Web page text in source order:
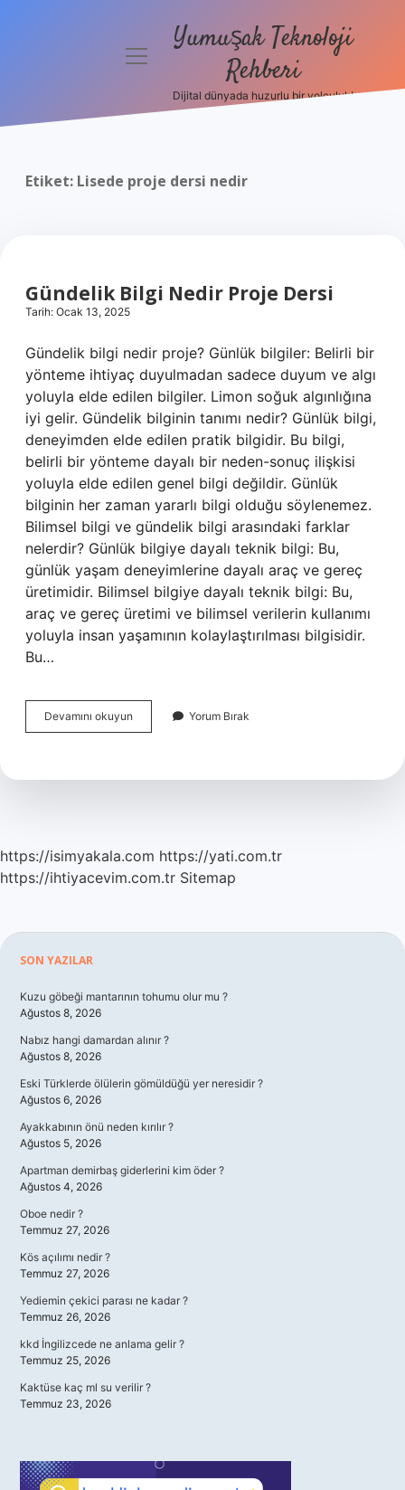
Politikası
menüyüYumuşak Teknoloji
Rehberi
Dijital dünyada huzurlu bir yolculuk!
Etiket: Lisede proje dersi nedir
Gündelik Bilgi Nedir Proje Dersi
Tarih: Ocak 13, 2025
Gündelik bilgi nedir proje? Günlük bilgiler: Belirli bir
yönteme ihtiyaç duyulmadan sadece duyum ve algı
yoluyla elde edilen bilgiler. Limon soğuk algınlığına
iyi gelir. Gündelik bilginin tanımı nedir? Günlük bilgi,
deneyimden elde edilen pratik bilgidir. Bu bilgi,
belirli bir yönteme dayalı bir neden-sonuç ilişkisi
yoluyla elde edilen genel bilgi değildir. Günlük
bilginin her zaman yararlı bilgi olduğu söylenemez.
Bilimsel bilgi ve gündelik bilgi arasındaki farklar
nelerdir? Günlük bilgiye dayalı teknik bilgi: Bu,
günlük yaşam deneyimlerine dayalı araç ve gereç
üretimidir. Bilimsel bilgiye dayalı teknik bilgi: Bu,
araç ve gereç üretimi ve bilimsel verilerin kullanımı
yoluyla insan yaşamının kolaylaştırılması bilgisidir.
Bu…
Devamını okuyun Gündelik
Bilgi
Dersi
Yorum Bırak
https://isimyakala.com https://yati.com.tr
https://ihtiyacevim.com.tr Sitemap
Sidebar
SON YAZILAR
Kuzu göbeği mantarının tohumu olur mu ?
Ağustos 8, 2026
Nabız hangi damardan alınır ?
Ağustos 8, 2026
Eski Türklerde ölülerin gömüldüğü yer neresidir ?
Ağustos 6, 2026
Ayakkabının önü neden kırılır ?
Ağustos 5, 2026
Apartman demirbaş giderlerini kim öder ?
Ağustos 4, 2026
Oboe nedir ?
Temmuz 27, 2026
Kös açılımı nedir ?
Temmuz 27, 2026
Yediemin çekici parası ne kadar ?
Temmuz 26, 2026
kkd İngilizcede ne anlama gelir ?
Temmuz 25, 2026
Kaktüse kaç ml su verilir ?
Temmuz 23, 2026